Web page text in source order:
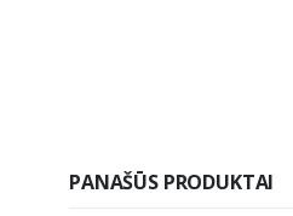
PANAŠŪS PRODUKTAI